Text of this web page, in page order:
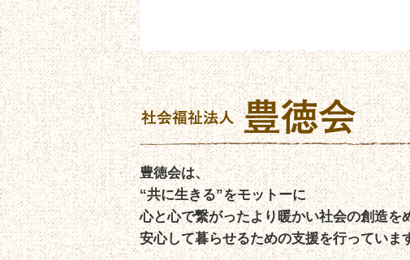
豊徳会は、
“共に生きる”をモットーに
心と心で繋がったより暖かい社会の創造を
安心して暮らせるための支援を行っていま